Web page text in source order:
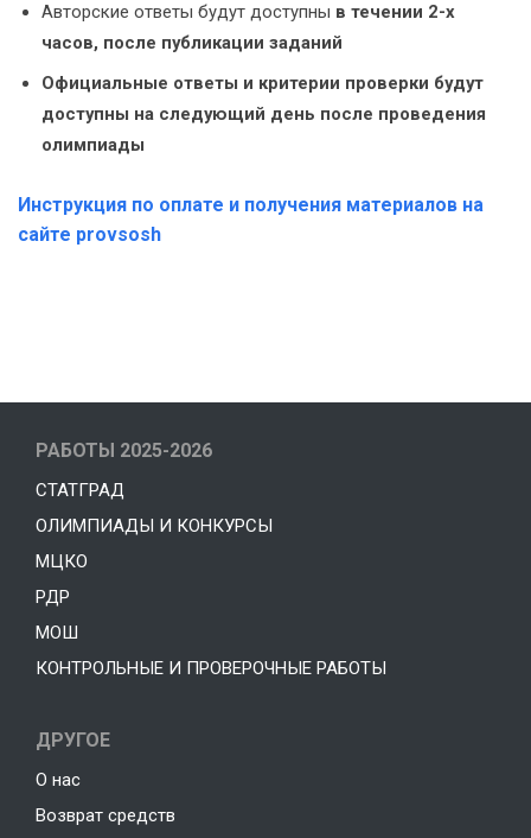
Авторские ответы будут доступны в течении 2-х
часов, после публикации заданий
Официальные ответы и критерии проверки будут
доступны на следующий день после проведения
олимпиады
Инструкция по оплате и получения материалов на
сайте provsosh
РАБОТЫ 2025-2026
СТАТГРАД
ОЛИМПИАДЫ И КОНКУРСЫ
МЦКО
РДР
МОШ
КОНТРОЛЬНЫЕ И ПРОВЕРОЧНЫЕ РАБОТЫ
ДРУГОЕ
О нас
Возврат средств